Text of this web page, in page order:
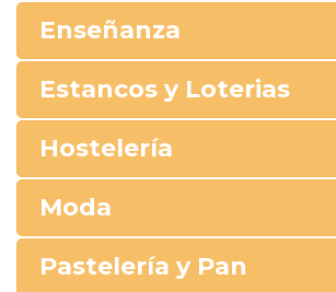
Enseñanza
Estancos y Loterias
Hostelería
Moda
Pastelería y Pan